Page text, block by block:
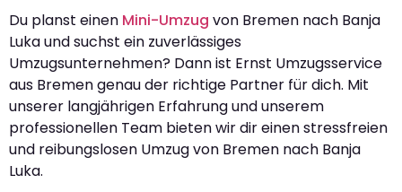
Du planst einen Mini-Umzug von Bremen nach Banja
Luka und suchst ein zuverlässiges
Umzugsunternehmen? Dann ist Ernst Umzugsservice
aus Bremen genau der richtige Partner für dich. Mit
unserer langjährigen Erfahrung und unserem
professionellen Team bieten wir dir einen stressfreien
und reibungslosen Umzug von Bremen nach Banja
Luka.